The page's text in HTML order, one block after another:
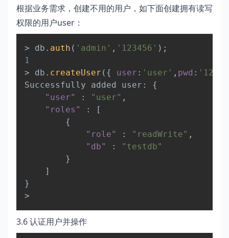
根据业务需求，创建不用的用户，如下面创建拥有读写
权限的用户user：
> db . auth ( 'admin' , '123456' ) ;
1
> db . createUser ( { user : 'user' , pwd :
Successfully added user :
{
"user"
: "user" ,
"roles"
:
[
{
"role"
: "readWrite" ,
"db"
:
"testdb"
}
]
}
>
3.6 认证用户并操作